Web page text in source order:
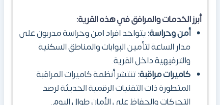
أبرز الخدمات والمرافق في هذه القرية:
أمن وحراسة:يتواجد افراد امن وحراسة مدربون على
مدار الساعة لتأمين البوابات والمناطق السكنية
والترفيهية داخل القرية.
كاميرات مراقبة:تنتشر أنظمة كاميرات المراقبة
المتطورة ذات التقنيات الرقمية الحديثة لرصد
التحركات والحفاظ على الأمان طوال اليوم.